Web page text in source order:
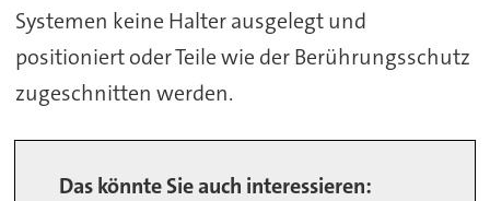
Systemen keine Halter ausgelegt und
positioniert oder Teile wie der Berührungsschutz
zugeschnitten werden.
Das könnte Sie auch interessieren: